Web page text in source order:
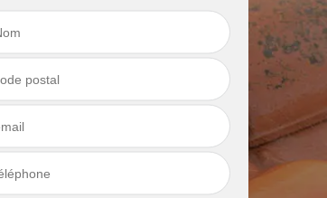
Démoussage de
toiture 21
Couvreur zingueur